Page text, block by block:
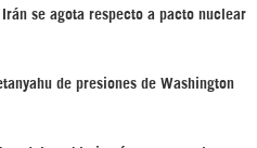
se agota respecto a pacto nuclear
de presiones de Washington